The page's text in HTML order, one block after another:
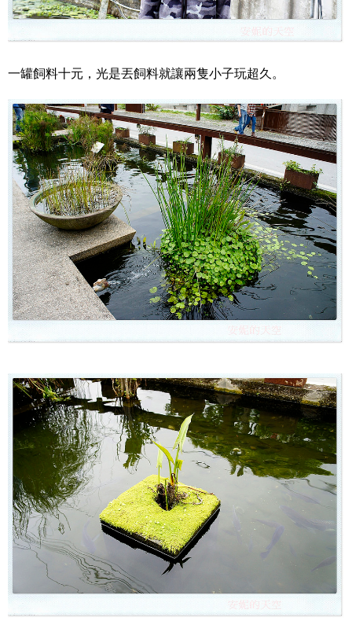
一罐飼料十元，光是丟飼料就讓兩隻小子玩超久。